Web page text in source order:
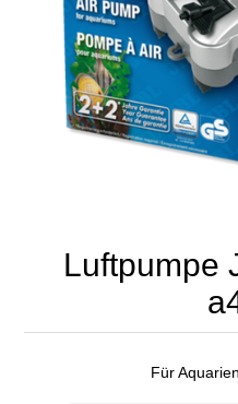
Luftpumpe
Für